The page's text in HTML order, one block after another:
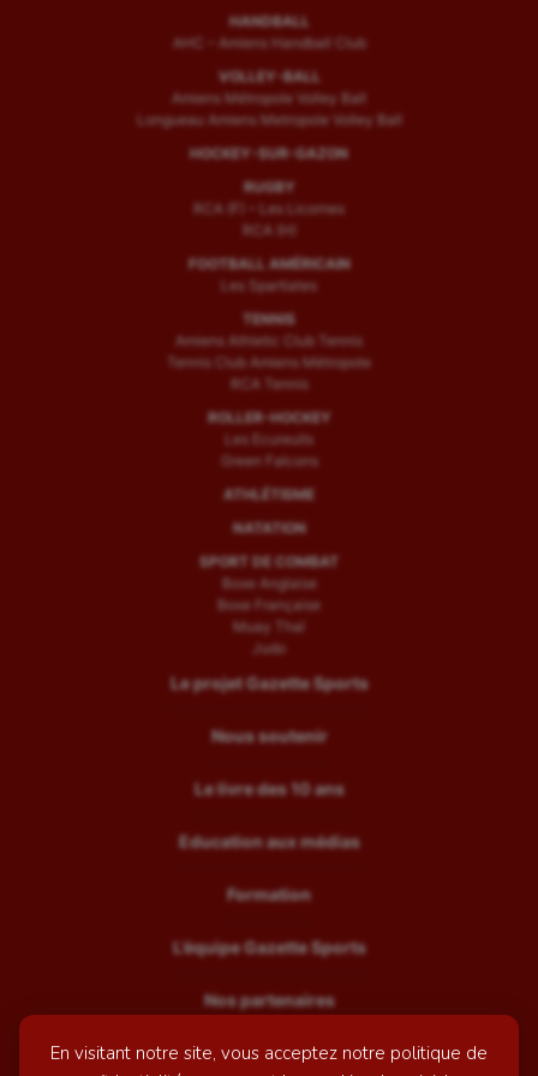
En visitant notre site, vous acceptez notre politique de
Sport handicap
Sport santé
Sport-entreprise
Sport-santé
Ultimate frisbee
HANDBALL
AHC – Amiens Handball Club
VOLLEY-BALL
Amiens Métropole Volley Ball
Longueau Amiens Metropole Volley Ball
HOCKEY-SUR-GAZON
RUGBY
RCA (F) – Les Licornes
RCA (H)
FOOTBALL AMÉRICAIN
Les Spartiates
TENNIS
Amiens Athletic Club Tennis
Tennis Club Amiens Métropole
RCA Tennis
ROLLER-HOCKEY
Les Ecureuils
Green Falcons
ATHLÉTISME
NATATION
SPORT DE COMBAT
Boxe Anglaise
Boxe Française
Muay Thaï
Judo
Le projet Gazette Sports
Nous soutenir
Le livre des 10 ans
Education aux médias
Formation
L’équipe Gazette Sports
Nos partenaires
Recrutement